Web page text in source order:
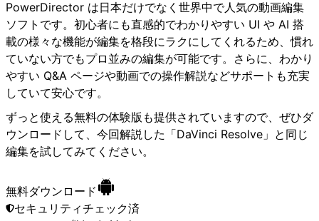
PowerDirector は日本だけでなく世界中で人気の動画編集
ソフトです。初心者にも直感的でわかりやすい UI や AI 搭
載の様々な機能が編集を格段にラクにしてくれるため、慣れ
ていない方でもプロ並みの編集が可能です。さらに、わかり
やすい Q&A ページや動画での操作解説などサポートも充実
していて安心です。
ずっと使える無料の体験版も提供されていますので、ぜひダ
ウンロードして、今回解説した「DaVinci Resolve」と同じ
編集を試してみてください。
無料ダウンロード
セキュリティチェック済